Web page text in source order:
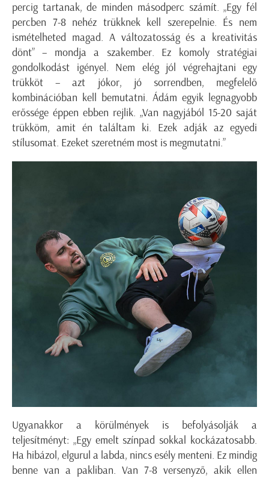
percig tartanak, de minden másodperc számít. „Egy fél
percben 7-8 nehéz trükknek kell szerepelnie. És nem
ismételheted magad. A változatosság és a kreativitás
dönt” – mondja a szakember. Ez komoly stratégiai
gondolkodást igényel. Nem elég jól végrehajtani egy
trükköt – azt jókor, jó sorrendben, megfelelő
kombinációban kell bemutatni. Ádám egyik legnagyobb
erőssége éppen ebben rejlik. „Van nagyjából 15-20 saját
trükköm, amit én találtam ki. Ezek adják az egyedi
stílusomat. Ezeket szeretném most is megmutatni.”
Ugyanakkor a körülmények is befolyásolják a
teljesítményt: „Egy emelt színpad sokkal kockázatosabb.
Ha hibázol, elgurul a labda, nincs esély menteni. Ez mindig
benne van a pakliban. Van 7-8 versenyző, akik ellen